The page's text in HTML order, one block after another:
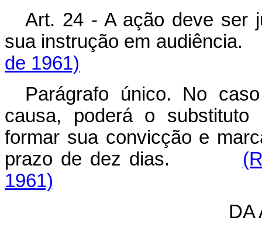
Art. 24 - A ação deve ser
sua instrução em
de 1961)
Parágrafo único. No
causa, poderá o substituto
formar sua convicção e
prazo de dez dias.
1961)
DA